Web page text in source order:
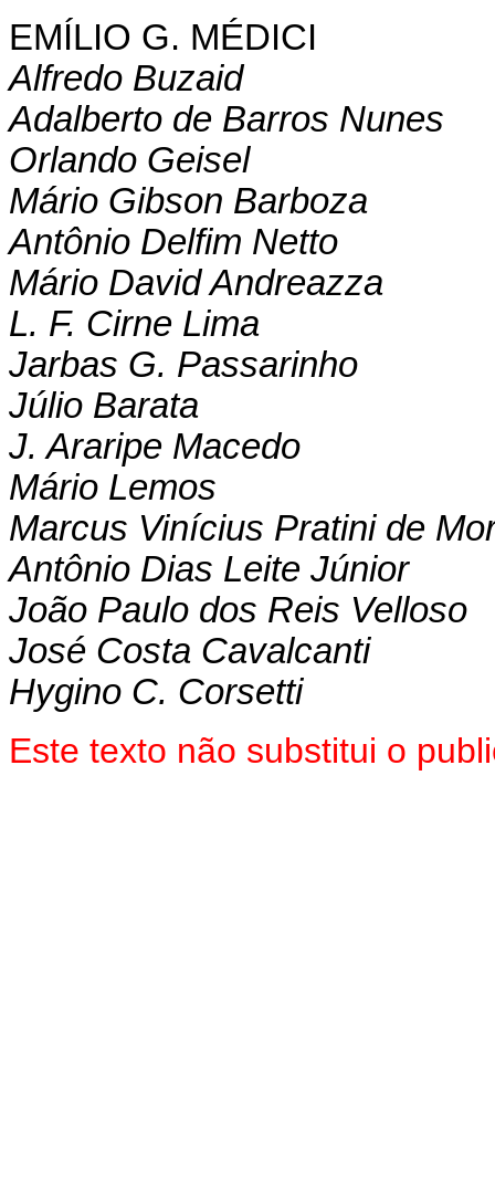
EMÍLIO G. MÉDICI
Alfredo Buzaid
Adalberto de Barros Nunes
Orlando Geisel
Mário Gibson Barboza
Antônio Delfim Netto
Mário David Andreazza
L. F. Cirne Lima
Jarbas G. Passarinho
Júlio Barata
J. Araripe Macedo
Mário Lemos
Marcus Vinícius Pratini de
Antônio Dias Leite Júnior
João Paulo dos Reis Velloso
José Costa Cavalcanti
Hygino C. Corsetti
Este texto não substitui o